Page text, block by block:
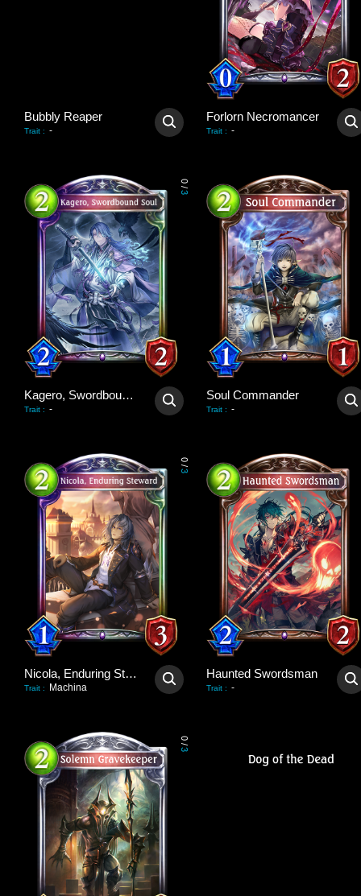
Bubbly Reaper
Trait : -
Forlorn Necromancer
Trait : -
0
/
3
Kagero, Swordbound Soul
Trait : -
Soul Commander
Trait : -
0
/
3
Nicola, Enduring Steward
Trait : Machina
Haunted Swordsman
Trait : -
0
/
3